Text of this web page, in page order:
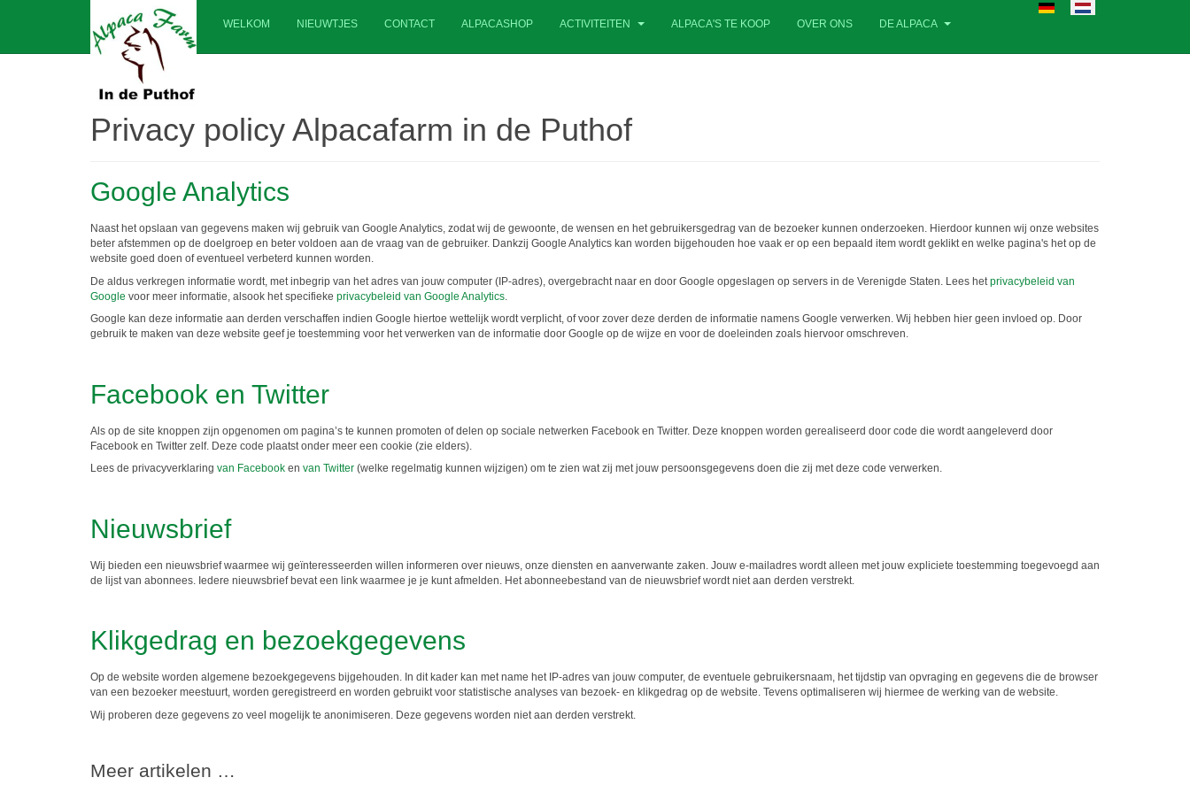
Selecteer de taal
WELKOM
NIEUWTJES CONTACT ALPACASHOP ACTIVITEITEN ALPACA'S TE KOOP OVER ONS DE ALPACA
Privacy policy Alpacafarm in de Puthof
Google Analytics
Naast het opslaan van gegevens maken wij gebruik van Google Analytics, zodat wij de gewoonte, de wensen en het gebruikersgedrag van de bezoeker kunnen onderzoeken. Hierdoor kunnen wij onze websites
beter afstemmen op de doelgroep en beter voldoen aan de vraag van de gebruiker. Dankzij Google Analytics kan worden bijgehouden hoe vaak er op een bepaald item wordt geklikt en welke pagina's het op de
website goed doen of eventueel verbeterd kunnen worden.
De aldus verkregen informatie wordt, met inbegrip van het adres van jouw computer (IP-adres), overgebracht naar en door Google opgeslagen op servers in de Verenigde Staten. Lees het privacybeleid van
Google voor meer informatie, alsook het specifieke privacybeleid van Google Analytics
Google kan deze informatie aan derden verschaffen indien Google hiertoe wettelijk wordt verplicht, of voor zover deze derden de informatie namens Google verwerken. Wij hebben hier geen invloed op. Door
gebruik te maken van deze website geef je toestemming voor het verwerken van de informatie door Google op de wijze en voor de doeleinden zoals hiervoor omschreven.
Facebook en Twitter
Als op de site knoppen zijn opgenomen om pagina’s te kunnen promoten of delen op sociale netwerken Facebook en Twitter. Deze knoppen worden gerealiseerd door code die wordt aangeleverd door
Facebook en Twitter zelf. Deze code plaatst onder meer een cookie (zie elders).
Lees de privacyverklaring van Facebook en van Twitter (welke regelmatig kunnen wijzigen) om te zien wat zij met jouw persoonsgegevens doen die zij met deze code verwerken.
Nieuwsbrief
Wij bieden een nieuwsbrief waarmee wij geïnteresseerden willen informeren over nieuws, onze diensten en aanverwante zaken. Jouw e-mailadres wordt alleen met jouw expliciete toestemming toegevoegd aan
de lijst van abonnees. Iedere nieuwsbrief bevat een link waarmee je je kunt afmelden. Het abonneebestand van de nieuwsbrief wordt niet aan derden verstrekt.
Klikgedrag en bezoekgegevens
Op de website worden algemene bezoekgegevens bijgehouden. In dit kader kan met name het IP-adres van jouw computer, de eventuele gebruikersnaam, het tijdstip van opvraging en gegevens die de browser
van een bezoeker meestuurt, worden geregistreerd en worden gebruikt voor statistische analyses van bezoek- en klikgedrag op de website. Tevens optimaliseren wij hiermee de werking van de website.
Wij proberen deze gegevens zo veel mogelijk te anonimiseren. Deze gegevens worden niet aan derden verstrekt.
Meer artikelen …